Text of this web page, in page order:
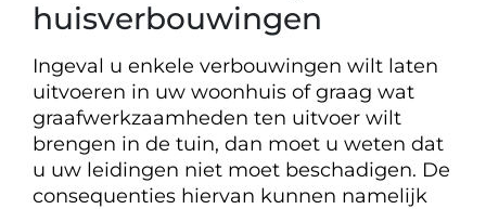
huisverbouwingen
Ingeval u enkele verbouwingen wilt laten
uitvoeren in uw woonhuis of graag wat
graafwerkzaamheden ten uitvoer wilt
brengen in de tuin, dan moet u weten dat
u uw leidingen niet moet beschadigen. De
consequenties hiervan kunnen namelijk